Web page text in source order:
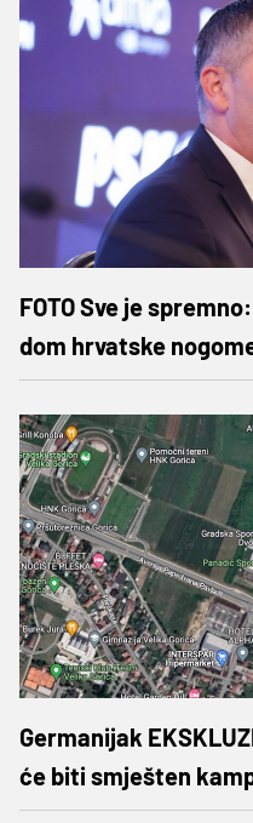
FOTO Sve je
dom hrvatske
Germanijak
će biti smješten